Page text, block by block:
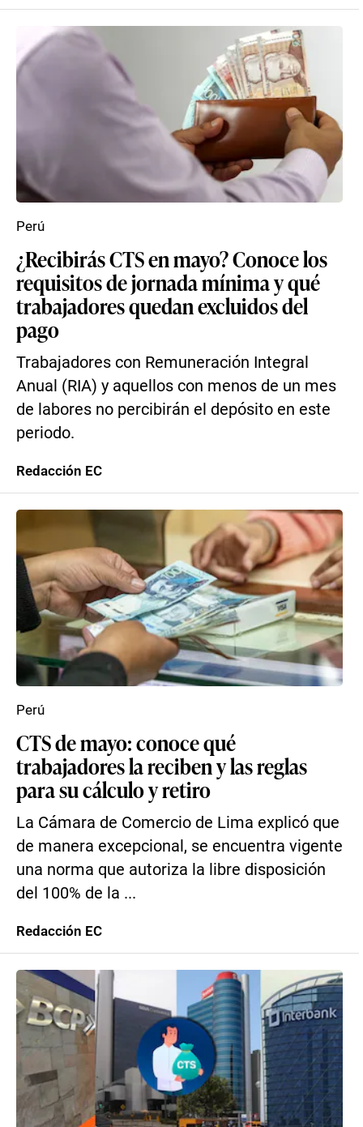
¿Recibirás CTS en mayo? Conoce los
requisitos de jornada mínima y qué
trabajadores quedan excluidos del
pago
Trabajadores con Remuneración Integral
Anual (RIA) y aquellos con menos de un mes
de labores no percibirán el depósito en este
periodo.
Perú
Redacción EC
CTS de mayo: conoce qué
trabajadores la reciben y las reglas
para su cálculo y retiro
La Cámara de Comercio de Lima explicó que
de manera excepcional, se encuentra vigente
una norma que autoriza la libre disposición
del 100% de la ...
Perú
Redacción EC